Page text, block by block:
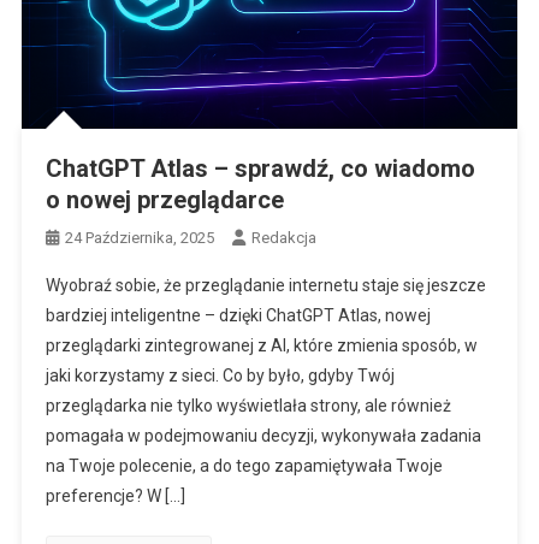
ChatGPT Atlas – sprawdź, co wiadomo
o nowej przeglądarce
24 Października, 2025 Redakcja
Wyobraź sobie, że przeglądanie internetu staje się jeszcze
bardziej inteligentne – dzięki ChatGPT Atlas, nowej
przeglądarki zintegrowanej z AI, które zmienia sposób, w
jaki korzystamy z sieci. Co by było, gdyby Twój
przeglądarka nie tylko wyświetlała strony, ale również
pomagała w podejmowaniu decyzji, wykonywała zadania
na Twoje polecenie, a do tego zapamiętywała Twoje
preferencje? W […]